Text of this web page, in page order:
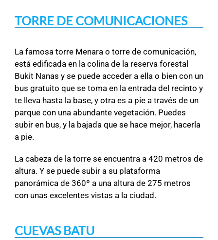
TORRE DE COMUNICACIONES
La famosa torre Menara o torre de comunicación,
está edificada en la colina de la reserva forestal
Bukit Nanas y se puede acceder a ella o bien con un
bus gratuito que se toma en la entrada del recinto y
te lleva hasta la base, y otra es a pie a través de un
parque con una abundante vegetación. Puedes
subir en bus, y la bajada que se hace mejor, hacerla
a pie.
La cabeza de la torre se encuentra a 420 metros de
altura. Y se puede subir a su plataforma
panorámica de 360º a una altura de 275 metros
con unas excelentes vistas a la ciudad.
CUEVAS BATU